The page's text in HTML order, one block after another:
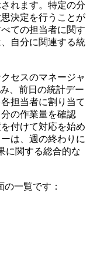
れます。特定の分
決定を行うことが
ての担当者に関す
自分に関連する統
セスのマネージャ
、前日の統計デー
担当者に割り当て
の作業量を確認
付けて対応を始め
は、週の終わりに
に関する総合的な
の一覧です：